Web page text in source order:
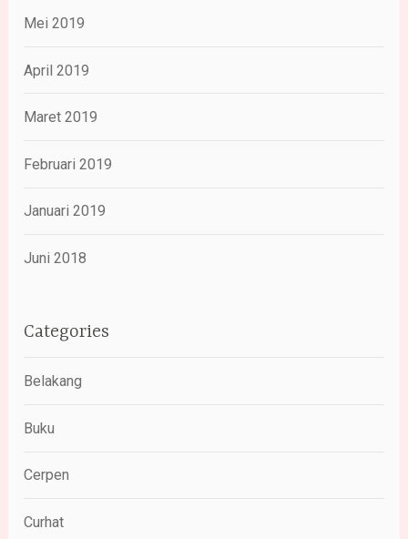
Mei 2019
April 2019
Maret 2019
Februari 2019
Januari 2019
Juni 2018
Categories
Belakang
Buku
Cerpen
Curhat